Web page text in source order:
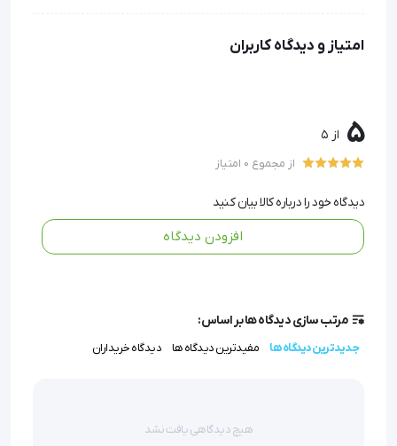
با تفکیک واضح مسیرهای دم و بازدم (با رنگ‌های آبی و
می‌بخشد.
ساختار سبک و قابل اتساع، قرارگیری و حرکات نوزاد را محدود
سازگاری با انواع ونتیلاتورهای نوزاد، این اطمینان را به شما
می‌دهد که در هر شرایطی می‌توانید از این ست استفاده کنید.
ست ونتیلاتور نوزاد
امتیاز و دیدگاه کاربران
5 از 5
از مجموع 0 امتیاز
دیدگاه خود را درباره کالا بیان کنید
افزودن دیدگاه
مرتب سازی دیدگاه ها بر اساس:
جدیدترین دیدگاه ها مفیدترین دیدگاه ها دیدگاه خریداران
هیچ دیدگاهی یافت نشد